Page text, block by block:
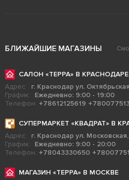
БЛИЖАЙШИЕ МАГАЗИНЫ
САЛОН «ТЕРРА» В
Адрес:
г. Краснодар ул.
График:
Ежедневно: 9:00 - 19:00
Телефон: +78612125619
СУПЕРМАРКЕТ «КВАДРАТ» В
Адрес:
г. Краснодар ул.
График:
Ежедневно: 9:00 - 20:00
Телефон: +78043330650
МАГАЗИН «ТЕРРА» В МОСКВЕ